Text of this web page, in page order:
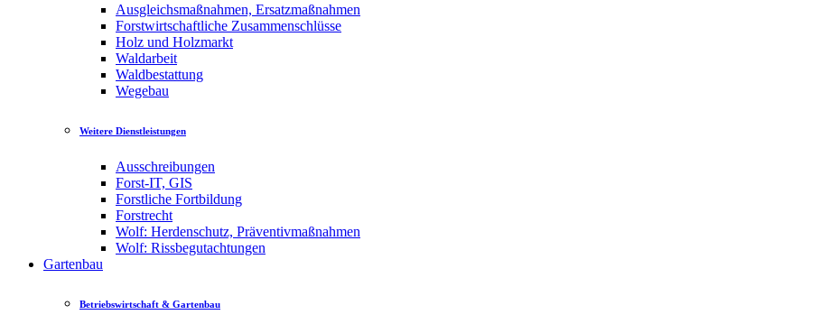
Ausgleichsmaßnahmen, Ersatzmaßnahmen
Forstwirtschaftliche Zusammenschlüsse
Holz und Holzmarkt
Waldarbeit
Waldbestattung
Wegebau
Weitere Dienstleistungen
Ausschreibungen
Forst-IT, GIS
Forstliche Fortbildung
Forstrecht
Wolf: Herdenschutz, Präventivmaßnahmen
Wolf: Rissbegutachtungen
Gartenbau
Betriebswirtschaft & Gartenbau